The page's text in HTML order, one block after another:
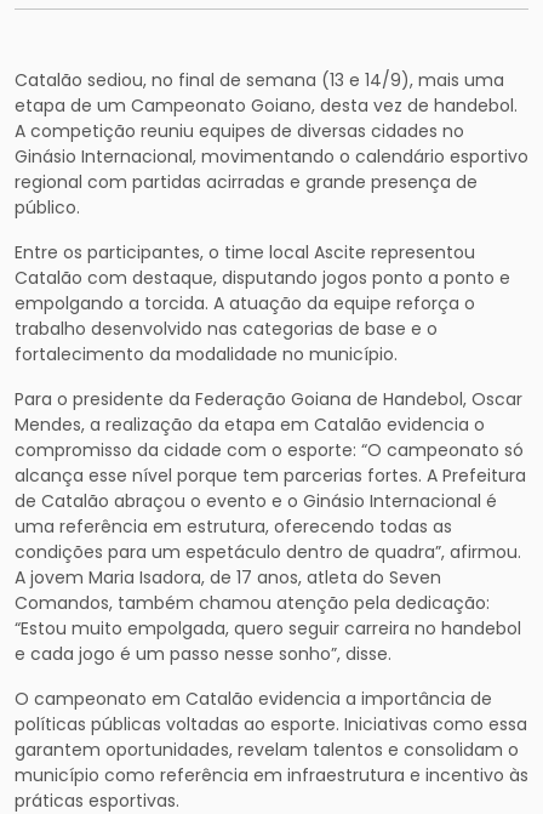
Catalão sediou, no final de semana (13 e 14/9), mais uma
etapa de um Campeonato Goiano, desta vez de handebol.
A competição reuniu equipes de diversas cidades no
Ginásio Internacional, movimentando o calendário esportivo
regional com partidas acirradas e grande presença de
público.
Entre os participantes, o time local Ascite representou
Catalão com destaque, disputando jogos ponto a ponto e
empolgando a torcida. A atuação da equipe reforça o
trabalho desenvolvido nas categorias de base e o
fortalecimento da modalidade no município.
Para o presidente da Federação Goiana de Handebol, Oscar
Mendes, a realização da etapa em Catalão evidencia o
compromisso da cidade com o esporte: “O campeonato só
alcança esse nível porque tem parcerias fortes. A Prefeitura
de Catalão abraçou o evento e o Ginásio Internacional é
uma referência em estrutura, oferecendo todas as
condições para um espetáculo dentro de quadra”, afirmou.
A jovem Maria Isadora, de 17 anos, atleta do Seven
Comandos, também chamou atenção pela dedicação:
“Estou muito empolgada, quero seguir carreira no handebol
e cada jogo é um passo nesse sonho”, disse.
O campeonato em Catalão evidencia a importância de
políticas públicas voltadas ao esporte. Iniciativas como essa
garantem oportunidades, revelam talentos e consolidam o
município como referência em infraestrutura e incentivo às
práticas esportivas.